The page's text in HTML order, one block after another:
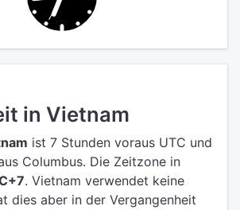
in Vietnam
ist 7 Stunden voraus UTC und
Columbus. Die Zeitzone in
. Vietnam verwendet keine
dies aber in der Vergangenheit